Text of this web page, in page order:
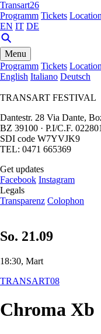
Transart26
Programm Tickets
EN IT DE
Menu
Programm Tickets
English Italiano Deutsch
TRANSART FESTIVAL
Dantestr. 28 Via Dante,
BZ 39100 · P.I/C.F.
SDI code W7YVJK9
TEL: 0471 665369
Get updates
Facebook Instagram
Legals
Transparenz Colophon
So. 21.09
18:30, Mart
TRANSART08
Chroma Xb